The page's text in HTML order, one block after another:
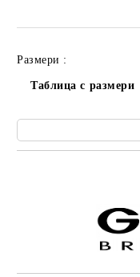
Размери :
Таблица с размери